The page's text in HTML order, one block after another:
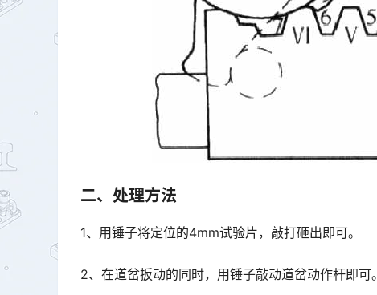
二、处理方法
1、用锤子将定位的4mm试验片，敲打砸出即可。
2、在道岔扳动的同时，用锤子敲动道岔动作杆即可。